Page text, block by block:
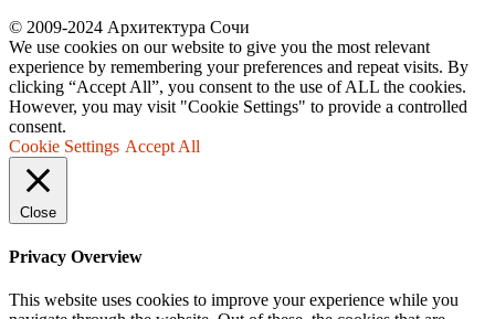
© 2009-2024 Архитектура Сочи
We use cookies on our website to give you the most relevant
experience by remembering your preferences and repeat visits. By
clicking “Accept All”, you consent to the use of ALL the cookies.
However, you may visit "Cookie Settings" to provide a controlled
consent.
Cookie Settings Accept All
Close
Privacy Overview
This website uses cookies to improve your experience while you